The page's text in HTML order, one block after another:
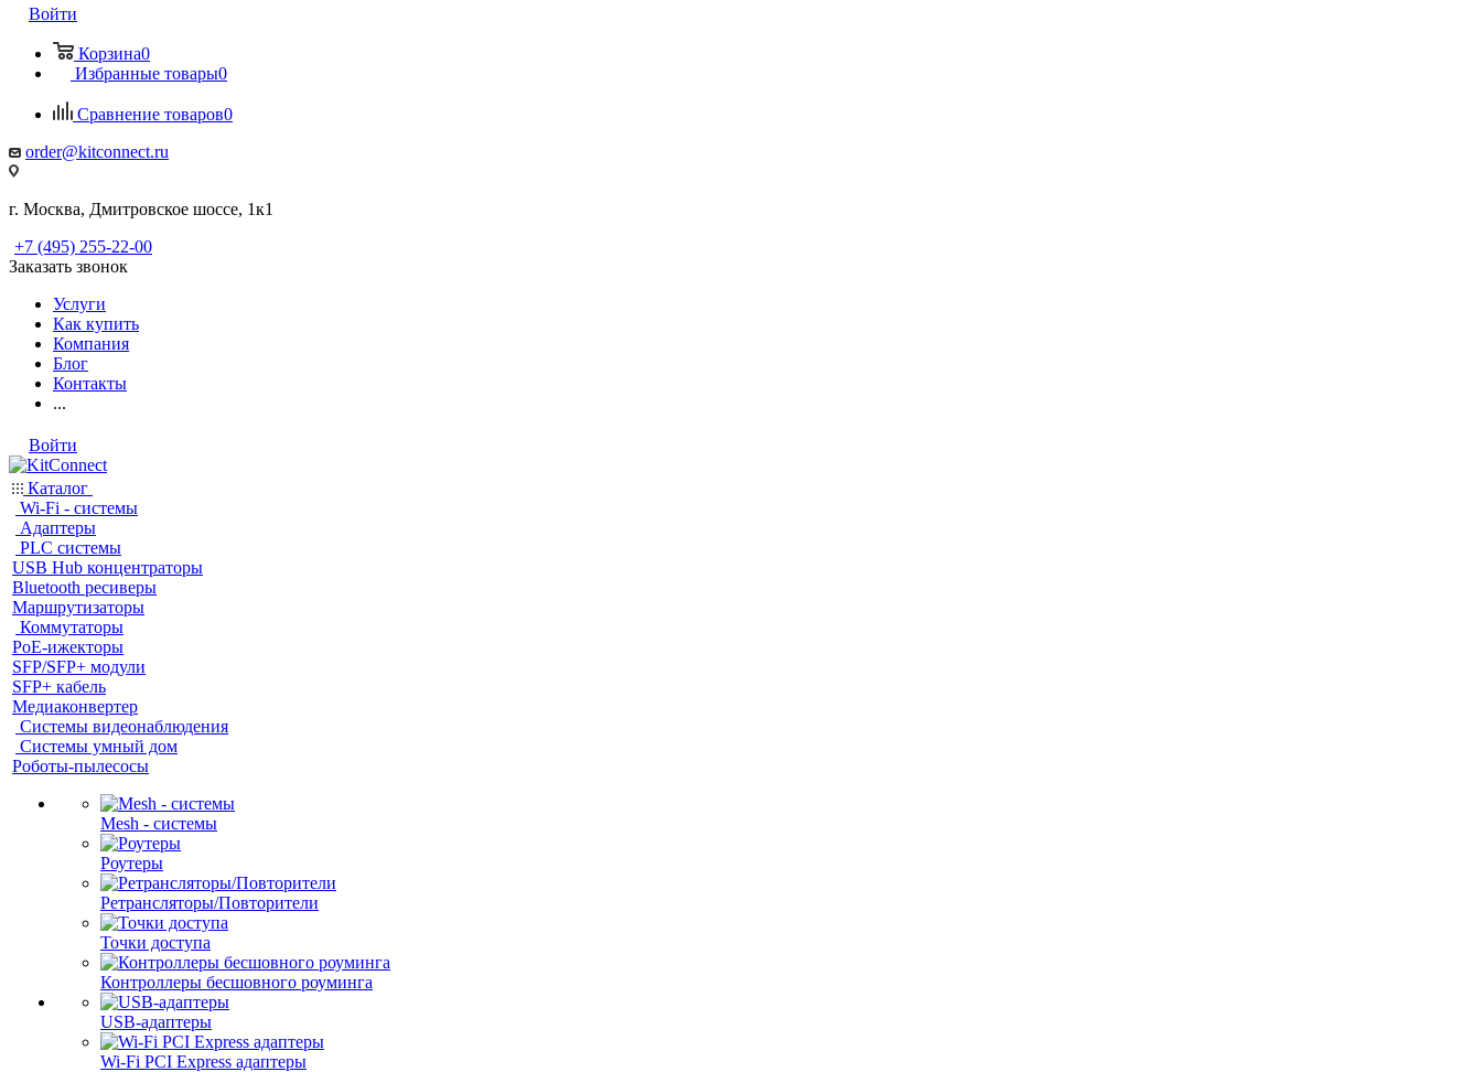
Войти
Корзина0
Избранные товары0
Сравнение товаров0
order@kitconnect.ru
г. Москва, Дмитровское шоссе, 1к1
+7 (495) 255-22-00
Заказать звонок
Услуги
Как купить
Компания
Блог
Контакты
...
Войти
Каталог
Wi-Fi - системы
Адаптеры
PLC системы
USB Hub концентраторы
Bluetooth ресиверы
Маршрутизаторы
Коммутаторы
PoE-ижекторы
SFP/SFP+ модули
SFP+ кабель
Медиаконвертер
Системы видеонаблюдения
Системы умный дом
Роботы-пылесосы
Mesh - системы
Роутеры
Ретрансляторы/Повторители
Точки доступа
Контроллеры бесшовного роуминга
USB-адаптеры
Wi-Fi PCI Express адаптеры